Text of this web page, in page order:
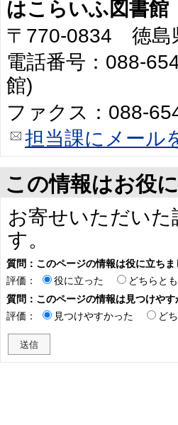
はこらいふ図書館
〒770-0834 徳島
電話番号：088-
館)
ファクス：088-
担当課にメール
この情報はお役
お寄せいただい
す。
質問：このページの情報は役に立ちま
評価：
役に立った どちらと
質問：このページの情報は見つけやす
評価：
見つけやすかった ど